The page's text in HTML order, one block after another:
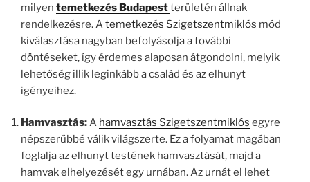
milyen temetkezés Budapestterületén állnak
rendelkezésre. Atemetkezés Szigetszentmiklós mód
kiválasztása nagyban befolyásolja a további
döntéseket, így érdemes alaposan átgondolni, melyik
lehetőség illik leginkább a család és az elhunyt
igényeihez.
Hamvasztás:A hamvasztás Szigetszentmiklós egyre
népszerűbbé válik világszerte. Ez a folyamat magában
foglalja az elhunyt testének hamvasztását, majd a
hamvak elhelyezését egy urnában. Az urnát el lehet